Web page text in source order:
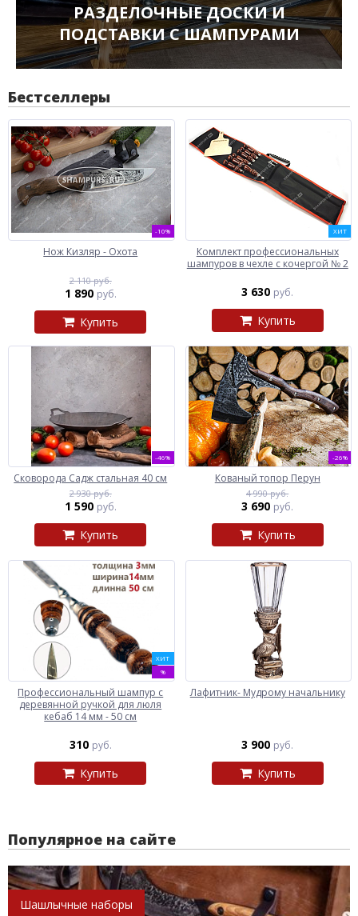
РАЗДЕЛОЧНЫЕ ДОСКИ И
ПОДСТАВКИ С ШАМПУРАМИ
Бестселлеры
-10%
Нож Кизляр - Охота
2 110 руб.
1 890 руб.
Купить
ХИТ
Комплект профессиональных
шампуров в чехле с кочергой № 2
3 630 руб.
Купить
-46%
Сковорода Садж стальная 40 см
2 930 руб.
1 590 руб.
Купить
-26%
Кованый топор Перун
4 990 руб.
3 690 руб.
Купить
ХИТ
%
Профессиональный шампур с
деревянной ручкой для люля
кебаб 14 мм - 50 см
310 руб.
Купить
Лафитник- Мудрому начальнику
3 900 руб.
Купить
Популярное на сайте
Шашлычные наборы